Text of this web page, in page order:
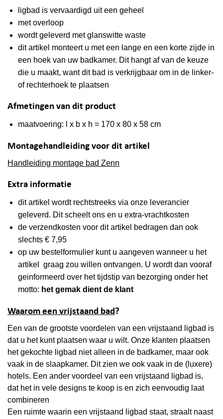
ligbad is vervaardigd uit een geheel
met overloop
wordt geleverd met glanswitte waste
dit artikel monteert u met een lange en een korte zijde in
een hoek van uw badkamer. Dit hangt af van de keuze
die u maakt, want dit bad is verkrijgbaar om in de linker-
of rechterhoek te plaatsen
Afmetingen van dit product
maatvoering: l x b x h = 170 x 80 x 58 cm
Montagehandleiding voor dit artikel
Handleiding montage bad Zenn
Extra informatie
dit artikel wordt rechtstreeks via onze leverancier
geleverd. Dit scheelt ons en u extra-vrachtkosten
de verzendkosten voor dit artikel bedragen dan ook
slechts € 7,95
op uw bestelformulier kunt u aangeven wanneer u het
artikel graag zou willen ontvangen. U wordt dan vooraf
geinformeerd over het tijdstip van bezorging onder het
motto: het gemak dient de klant
Waarom een vrijstaand bad?
Een van de grootste voordelen van een vrijstaand ligbad is
dat u het kunt plaatsen waar u wilt. Onze klanten plaatsen
het gekochte ligbad niet alleen in de badkamer, maar ook
vaak in de slaapkamer. Dit zien we ook vaak in de (luxere)
hotels. Een ander voordeel van een vrijstaand ligbad is,
dat het in vele designs te koop is en zich eenvoudig laat
combineren
Een ruimte waarin een vrijstaand ligbad staat, straalt naast